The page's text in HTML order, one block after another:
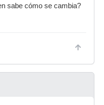
sabe cómo se cambia?